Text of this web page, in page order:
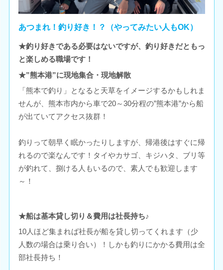
あつまれ！釣り好き！？（やってみたい人もOK）
★釣り好きである必要はないですが、釣り好きだともっ
と楽しめる職場です！
★”熊本港”に現地集合・現地解散
「熊本で釣り」となると天草をイメージするかもしれま
せんが、熊本市内から車で20～30分程の”熊本港”から船
が出ていてアクセス抜群！
釣りって朝早く眠かったりしますが、帰港後はすぐに帰
れるので楽なんです！タイやカサゴ、キジハタ、ブリ等
が釣れて、捌ける人もいるので、素人でも歓迎します
～！
★船は基本貸し切り＆費用は社長持ち♪
10人ほど集まれば社長が船を貸し切ってくれます（少
人数の場合は乗り合い）！しかも釣りにかかる費用は全
部社長持ち！